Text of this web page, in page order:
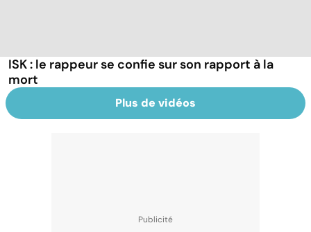
ISK : le rappeur se confie sur son rapport à la
mort
Plus de vidéos